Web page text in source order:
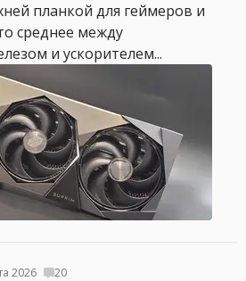
планкой для геймеров и
среднее между
и ускорителем...
2026 20